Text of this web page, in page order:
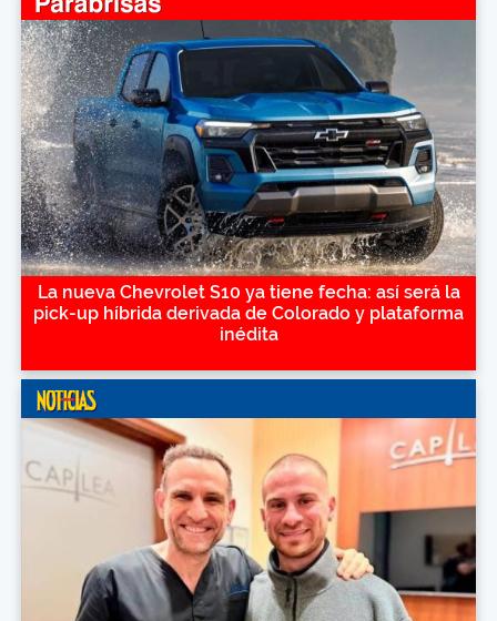
La nueva Chevrolet S10 ya tiene fecha: así será la
pick-up híbrida derivada de Colorado y plataforma
inédita